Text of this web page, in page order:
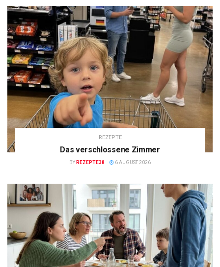
REZEPTE
Das verschlossene Zimmer
BY REZEPTE38 6 AUGUST 2026